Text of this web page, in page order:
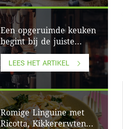
Een opgeruimde keuken
begint bij de juiste...
LEES HET ARTIKEL
Romige Linguine met
Ricotta, Kikkererwten...